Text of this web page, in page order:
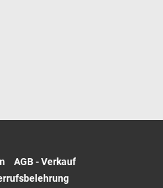
AGB - Verkauf